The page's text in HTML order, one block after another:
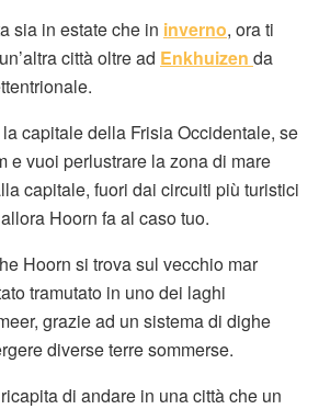
sia in estate che in inverno, ora ti
città oltre ad Enkhuizen da
capitale della Frisia Occidentale, se
e vuoi perlustrare la zona di mare
capitale, fuori dai circuiti più turistici
Hoorn fa al caso tuo.
Hoorn si trova sul vecchio mar
tramutato in uno dei laghi
grazie ad un sistema di dighe
diverse terre sommerse.
di andare in una città che un